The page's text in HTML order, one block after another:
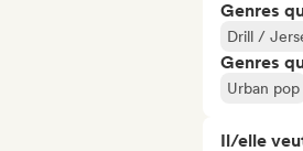
Genres
Drill /
Genres
Urban pop
Il/elle